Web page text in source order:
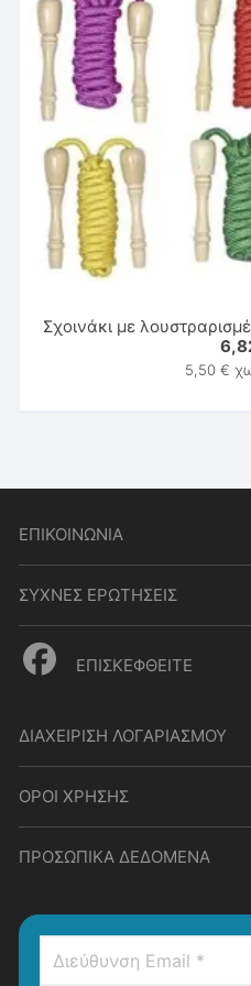
Σχοινάκι με
5,50€
ΕΠΙΚΟΙΝΩΝΙΑ
ΣΥΧΝΕΣ ΕΡΩΤΗΣΕΙΣ
ΕΠΙΣΚΕΦΘΕΙΤΕ
ΔΙΑΧΕΙΡΙΣΗ ΛΟΓΑΡΙΑΣΜΟΥ
ΟΡΟΙ ΧΡΗΣΗΣ
ΠΡΟΣΩΠΙΚΑ ΔΕΔΟΜΕΝΑ